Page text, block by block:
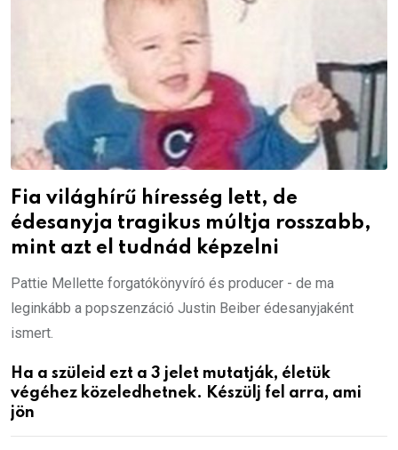
Fia világhírű híresség lett, de
édesanyja tragikus múltja rosszabb,
mint azt el tudnád képzelni
Pattie Mellette forgatókönyvíró és producer - de ma
leginkább a popszenzáció Justin Beiber édesanyjaként
ismert.
Ha a szüleid ezt a 3 jelet mutatják, életük
végéhez közeledhetnek. Készülj fel arra, ami
jön